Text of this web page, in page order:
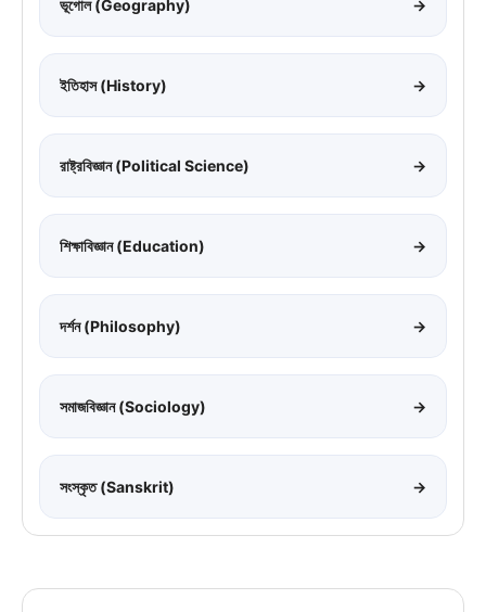
ভূগোল (Geography) →
ইতিহাস (History) →
রাষ্ট্রবিজ্ঞান (Political Science) →
শিক্ষাবিজ্ঞান (Education) →
দর্শন (Philosophy) →
সমাজবিজ্ঞান (Sociology) →
সংস্কৃত (Sanskrit) →